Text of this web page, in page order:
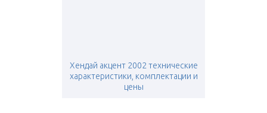
Хендай акцент 2002 технические
характеристики, комплектации и
цены